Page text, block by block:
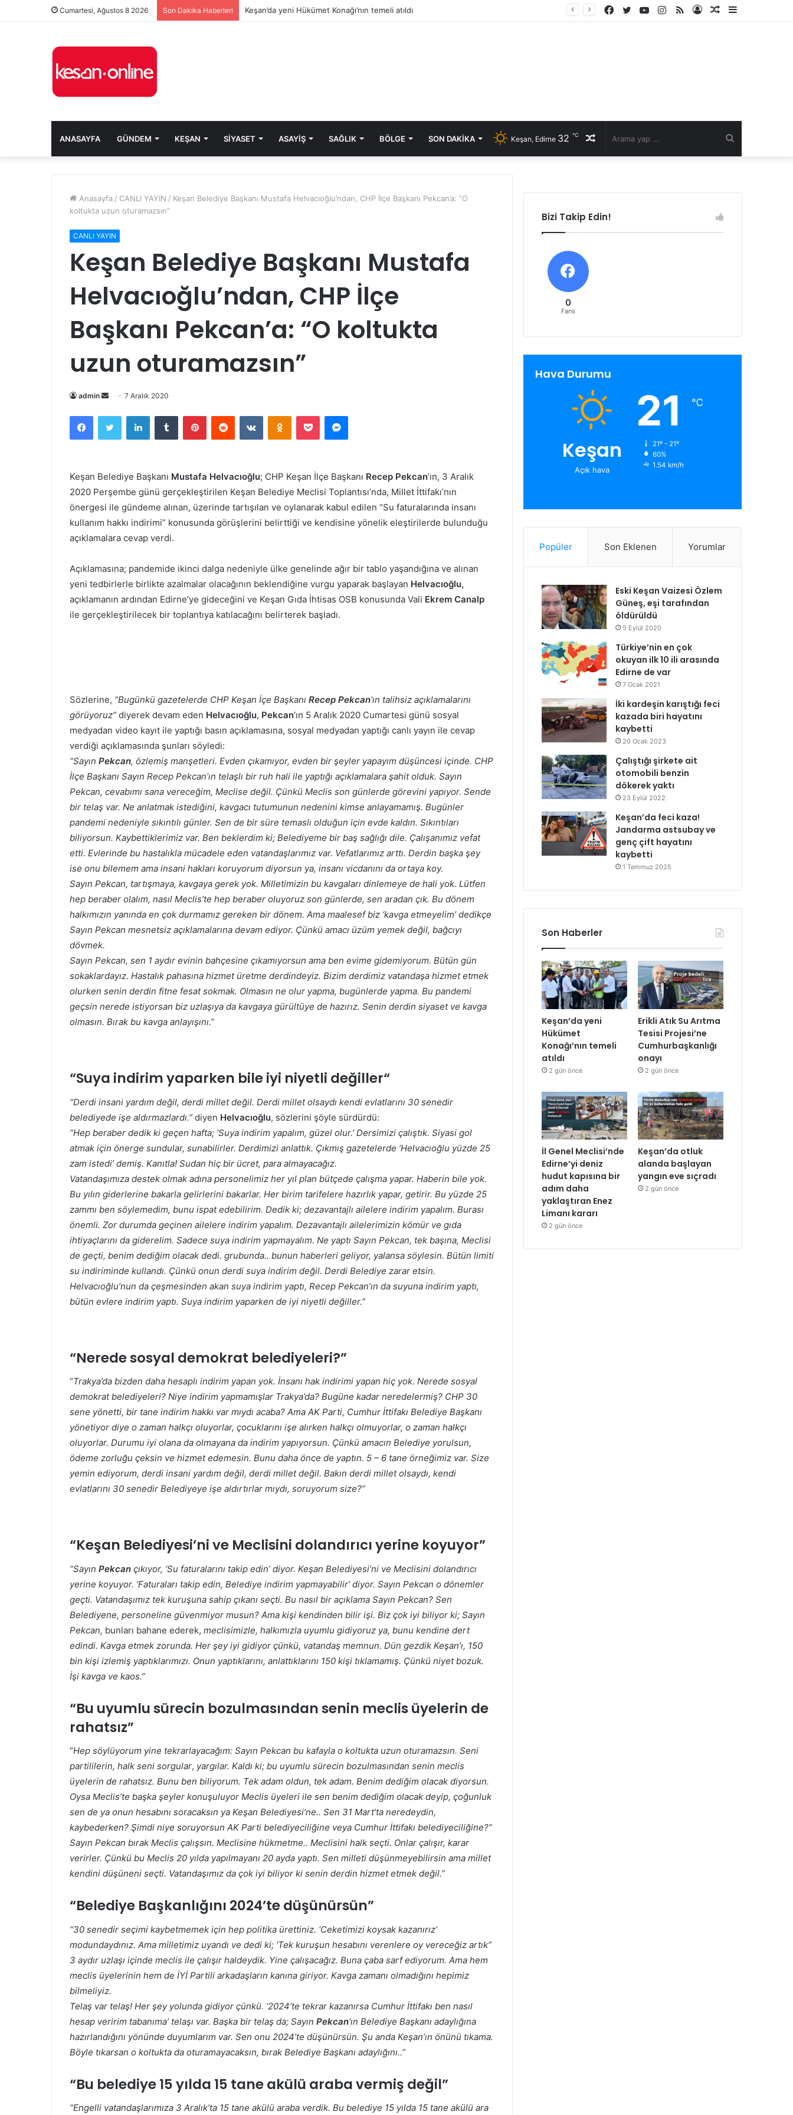
Cumartesi, Ağustos 8 2026 Son Dakika Haberleri Keşan’da yeni Hükümet Konağı’nın temeli atıldı
Kenar
Rastgele
Kayıt
RSS
Instagram
YouTube
Twitter
Facebook
ANASAYFA GÜNDEM KEŞAN SIYASET ASAYIŞ SAĞLIK BÖLGE SON DAKIKA Rastgele
Keşan, Edirne 32 ℃
Anasayfa / CANLI YAYIN / Keşan Belediye Başkanı Mustafa Helvacıoğlu’ndan, CHP İlçe Başkanı Pekcan’a: “O
koltukta uzun oturamazsın”
CANLI YAYIN
Keşan Belediye Başkanı Mustafa
Helvacıoğlu’ndan, CHP İlçe
Başkanı Pekcan’a: “O koltukta
uzun oturamazsın”
admin
Bir
posta
göndermek
7 Aralık 2020
FacebookTwitter LinkedInTumblr PinterestReddit VKontakteOdnoklassniki
Pocket Messenger
Keşan Belediye Başkanı Mustafa Helvacıoğlu; CHP Keşan İlçe Başkanı Recep Pekcan‘ın, 3 Aralık
2020 Perşembe günü gerçekleştirilen Keşan Belediye Meclisi Toplantısı’nda, Millet İttifakı’nın
önergesi ile gündeme alınan, üzerinde tartışılan ve oylanarak kabul edilen “Su faturalarında insanı
kullanım hakkı indirimi” konusunda görüşlerini belirttiği ve kendisine yönelik eleştirilerde bulunduğu
açıklamalara cevap verdi.
Açıklamasına; pandemide ikinci dalga nedeniyle ülke genelinde ağır bir tablo yaşandığına ve alınan
yeni tedbirlerle birlikte azalmalar olacağının beklendiğine vurgu yaparak başlayan Helvacıoğlu,
açıklamanın ardından Edirne’ye gideceğini ve Keşan Gıda İhtisas OSB konusunda Vali Ekrem Canalp
ile gerçekleştirilecek bir toplantıya katılacağını belirterek başladı.
Sözlerine, “Bugünkü gazetelerde CHP Keşan İçe Başkanı Recep Pekcan‘ın talihsiz açıklamalarını
görüyoruz” diyerek devam eden Helvacıoğlu, Pekcan‘ın 5 Aralık 2020 Cumartesi günü sosyal
medyadan video kayıt ile yaptığı basın açıklamasına, sosyal medyadan yaptığı canlı yayın ile cevap
verdiği açıklamasında şunları söyledi:
“Sayın Pekcan, özlemiş manşetleri. Evden çıkamıyor, evden bir şeyler yapayım düşüncesi içinde. CHP
İlçe Başkanı Sayın Recep Pekcan’ın telaşlı bir ruh hali ile yaptığı açıklamalara şahit olduk. Sayın
Pekcan, cevabımı sana vereceğim, Meclise değil. Çünkü Meclis son günlerde görevini yapıyor. Sende
bir telaş var. Ne anlatmak istediğini, kavgacı tutumunun nedenini kimse anlayamamış. Bugünler
pandemi nedeniyle sıkıntılı günler. Sen de bir süre temaslı olduğun için evde kaldın. Sıkıntıları
biliyorsun. Kaybettiklerimiz var. Ben beklerdim ki; Belediyeme bir baş sağlığı dile. Çalışanımız vefat
etti. Evlerinde bu hastalıkla mücadele eden vatandaşlarımız var. Vefatlarımız arttı. Derdin başka şey
ise onu bilemem ama insani hakları koruyorum diyorsun ya, insanı vicdanını da ortaya koy.
Sayın Pekcan, tartışmaya, kavgaya gerek yok. Milletimizin bu kavgaları dinlemeye de hali yok. Lütfen
hep beraber olalım, nasıl Meclis’te hep beraber oluyoruz son günlerde, sen aradan çık. Bu dönem
halkımızın yanında en çok durmamız gereken bir dönem. Ama maalesef biz ‘kavga etmeyelim’ dedikçe
Sayın Pekcan mesnetsiz açıklamalarına devam ediyor. Çünkü amacı üzüm yemek değil, bağcıyı
dövmek.
Sayın Pekcan, sen 1 aydır evinin bahçesine çıkamıyorsun ama ben evime gidemiyorum. Bütün gün
sokaklardayız. Hastalık pahasına hizmet üretme derdindeyiz. Bizim derdimiz vatandaşa hizmet etmek
olurken senin derdin fitne fesat sokmak. Olmasın ne olur yapma, bugünlerde yapma. Bu pandemi
geçsin nerede istiyorsan biz uzlaşıya da kavgaya gürültüye de hazırız. Senin derdin siyaset ve kavga
olmasın. Bırak bu kavga anlayışını.”
“Suya indirim yaparken bile iyi niyetli değiller“
“Derdi insani yardım değil, derdi millet değil. Derdi millet olsaydı kendi evlatlarını 30 senedir
belediyede işe aldırmazlardı.” diyen Helvacıoğlu, sözlerini şöyle sürdürdü:
“Hep beraber dedik ki geçen hafta; ‘Suya indirim yapalım, güzel olur.’ Dersimizi çalıştık. Siyasi gol
atmak için önerge sundular, sunabilirler. Derdimizi anlattık. Çıkmış gazetelerde ‘Helvacıoğlu yüzde 25
zam istedi’ demiş. Kanıtla! Sudan hiç bir ücret, para almayacağız.
Vatandaşımıza destek olmak adına personelimiz her yıl plan bütçede çalışma yapar. Haberin bile yok.
Bu yılın giderlerine bakarla gelirlerini bakarlar. Her birim tarifelere hazırlık yapar, getirir. Bu yüzde 25
zammı ben söylemedim, bunu ispat edebilirim. Dedik ki; dezavantajlı ailelere indirim yapalım. Burası
önemli. Zor durumda geçinen ailelere indirim yapalım. Dezavantajlı ailelerimizin kömür ve gıda
ihtiyaçlarını da giderelim. Sadece suya indirim yapmayalım. Ne yaptı Sayın Pekcan, tek başına, Meclisi
de geçti, benim dediğim olacak dedi. grubunda.. bunun haberleri geliyor, yalansa söylesin. Bütün limiti
su indiriminde kullandı. Çünkü onun derdi suya indirim değil. Derdi Belediye zarar etsin.
Helvacıoğlu’nun da çeşmesinden akan suya indirim yaptı, Recep Pekcan’ın da suyuna indirim yaptı,
bütün evlere indirim yaptı. Suya indirim yaparken de iyi niyetli değiller.”
“Nerede sosyal demokrat belediyeleri?”
“Trakya’da bizden daha hesaplı indirim yapan yok. İnsanı hak indirimi yapan hiç yok. Nerede sosyal
demokrat belediyeleri? Niye indirim yapmamışlar Trakya’da? Bugüne kadar neredelermiş? CHP 30
sene yönetti, bir tane indirim hakkı var mıydı acaba? Ama AK Parti, Cumhur İttifakı Belediye Başkanı
yönetiyor diye o zaman halkçı oluyorlar, çocuklarını işe alırken halkçı olmuyorlar, o zaman halkçı
oluyorlar. Durumu iyi olana da olmayana da indirim yapıyorsun. Çünkü amacın Belediye yorulsun,
ödeme zorluğu çeksin ve hizmet edemesin. Bunu daha önce de yaptın. 5 – 6 tane örneğimiz var. Size
yemin ediyorum, derdi insani yardım değil, derdi millet değil. Bakın derdi millet olsaydı, kendi
evlatlarını 30 senedir Belediyeye işe aldırtırlar mıydı, soruyorum size?”
“Keşan Belediyesi’ni ve Meclisini dolandırıcı yerine koyuyor”
“Sayın Pekcan çıkıyor, ‘Su faturalarını takip edin’ diyor. Keşan Belediyesi’ni ve Meclisini dolandırıcı
yerine koyuyor. ‘Faturaları takip edin, Belediye indirim yapmayabilir’ diyor. Sayın Pekcan o dönemler
geçti. Vatandaşımız tek kuruşuna sahip çıkanı seçti. Bu nasıl bir açıklama Sayın Pekcan? Sen
Belediyene, personeline güvenmiyor musun? Ama kişi kendinden bilir işi. Biz çok iyi biliyor ki; Sayın
Pekcan, bunları bahane ederek, meclisimizle, halkımızla uyumlu gidiyoruz ya, bunu kendine dert
edindi. Kavga etmek zorunda. Her şey iyi gidiyor çünkü, vatandaş memnun. Dün gezdik Keşan’ı, 150
bin kişi izlemiş yaptıklarımızı. Onun yaptıklarını, anlattıklarını 150 kişi tıklamamış. Çünkü niyet bozuk.
İşi kavga ve kaos.”
“Bu uyumlu sürecin bozulmasından senin meclis üyelerin de
rahatsız”
“Hep söylüyorum yine tekrarlayacağım: Sayın Pekcan bu kafayla o koltukta uzun oturamazsın. Seni
partililerin, halk seni sorgular, yargılar. Kaldı ki; bu uyumlu sürecin bozulmasından senin meclis
üyelerin de rahatsız. Bunu ben biliyorum. Tek adam oldun, tek adam. Benim dediğim olacak diyorsun.
Oysa Meclis’te başka şeyler konuşuluyor Meclis üyeleri ile sen benim dediğim olacak deyip, çoğunluk
sen de ya onun hesabını soracaksın ya Keşan Belediyesi’ne.. Sen 31 Mart’ta neredeydin,
kaybederken? Şimdi niye soruyorsun AK Parti belediyeciliğine veya Cumhur İttifakı belediyeciliğine?”
Sayın Pekcan bırak Meclis çalışsın. Meclisine hükmetme.. Meclisini halk seçti. Onlar çalışır, karar
verirler. Çünkü bu Meclis 20 yılda yapılmayanı 20 ayda yaptı. Sen milleti düşünmeyebilirsin ama millet
kendini düşüneni seçti. Vatandaşımız da çok iyi biliyor ki senin derdin hizmet etmek değil.”
“Belediye Başkanlığını 2024’te düşünürsün”
“30 senedir seçimi kaybetmemek için hep politika ürettiniz. ‘Ceketimizi koysak kazanırız’
modundaydınız. Ama milletimiz uyandı ve dedi ki; ‘Tek kuruşun hesabını verenlere oy vereceğiz artık”
3 aydır uzlaşı içinde meclis ile çalışır haldeydik. Yine çalışacağız. Buna çaba sarf ediyorum. Ama hem
meclis üyelerinin hem de İYİ Partili arkadaşların kanına giriyor. Kavga zamanı olmadığını hepimiz
bilmeliyiz.
Telaş var telaş! Her şey yolunda gidiyor çünkü. ‘2024’te tekrar kazanırsa Cumhur İttifakı ben nasıl
hesap veririm tabanıma’ telaşı var. Başka bir telaş da; Sayın Pekcan‘ın Belediye Başkanı adaylığına
hazırlandığını yönünde duyumlarım var. Sen onu 2024’te düşünürsün. Şu anda Keşan’ın önünü tıkama.
Böyle tıkarsan o koltukta da oturamayacaksın, bırak Belediye Başkanı adaylığını..”
“Bu belediye 15 yılda 15 tane akülü araba vermiş değil”
“Engelli vatandaşlarımıza 3 Aralık’ta 15 tane akülü araba verdik. Bu belediye 15 yılda 15 tane akülü ara
Bizi Takip Edin!
0
Fans
Hava Durumu
Keşan
Açık hava
21 ℃
21º - 21º
60%
1.54 km/h
Popüler Son Eklenen Yorumlar
Eski Keşan Vaizesi Özlem
Güneş, eşi tarafından
öldürüldü
5 Eylül 2020
Türkiye’nin en çok
okuyan ilk 10 ili arasında
Edirne de var
7 Ocak 2021
İki kardeşin karıştığı feci
kazada biri hayatını
kaybetti
20 Ocak 2023
Çalıştığı şirkete ait
otomobili benzin
dökerek yaktı
23 Eylül 2022
Keşan’da feci kaza!
Jandarma astsubay ve
genç çift hayatını
kaybetti
1 Temmuz 2025
Son Haberler
Keşan’da yeni
Hükümet
Konağı’nın temeli
atıldı
2 gün önce
Erikli Atık Su Arıtma
Tesisi Projesi’ne
Cumhurbaşkanlığı
onayı
2 gün önce
İl Genel Meclisi’nde
Edirne’yi deniz
hudut kapısına bir
adım daha
yaklaştıran Enez
Limanı kararı
2 gün önce
Keşan’da otluk
alanda başlayan
yangın eve sıçradı
2 gün önce